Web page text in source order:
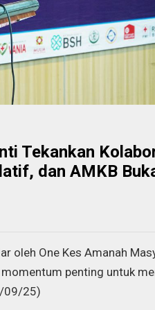
Tekankan
dan AMKB
oleh One Kes Amanah
penting untuk
09/25)